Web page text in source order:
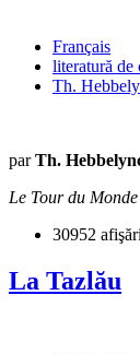
Français
literatură de
Th.
parTh.
Le Tour du
30952 afişări
La Tazlău